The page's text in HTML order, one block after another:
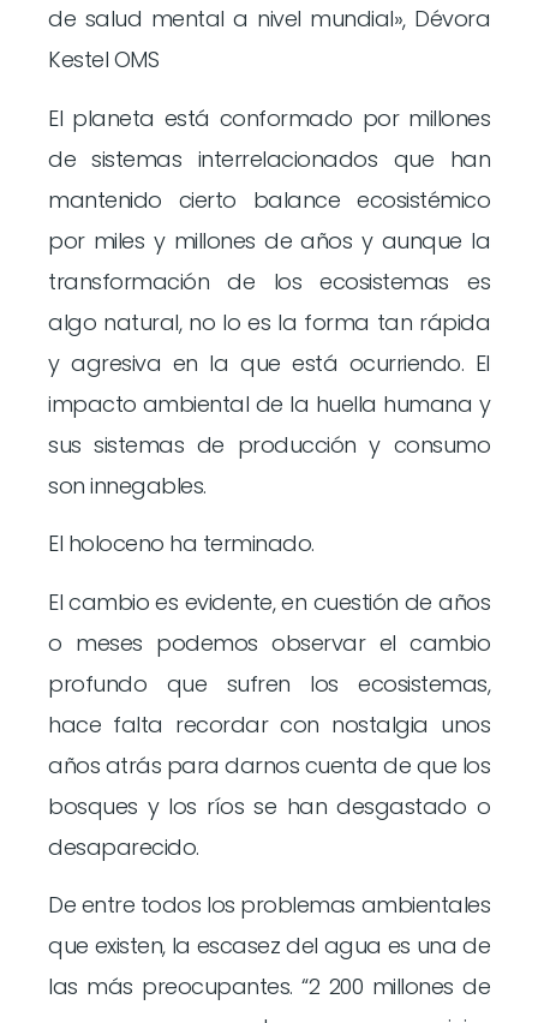
de salud mental a nivel mundial», Dévora
Kestel OMS
El planeta está conformado por millones
de sistemas interrelacionados que han
mantenido cierto balance ecosistémico
por miles y millones de años y aunque la
transformación de los ecosistemas es
algo natural, no lo es la forma tan rápida
y agresiva en la que está ocurriendo. El
impacto ambiental de la huella humana y
sus sistemas de producción y consumo
son innegables.
El holoceno ha terminado.
El cambio es evidente, en cuestión de años
o meses podemos observar el cambio
profundo que sufren los ecosistemas,
hace falta recordar con nostalgia unos
años atrás para darnos cuenta de que los
bosques y los ríos se han desgastado o
desaparecido.
De entre todos los problemas ambientales
que existen, la escasez del agua es una de
las más preocupantes. “2 200 millones de